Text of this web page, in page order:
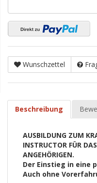
Wunschzettel
Beschreibung
AUSBILDUNG ZUM
INSTRUCTOR FÜR
ANGEHÖRIGEN.
Der Einstieg in eine
Auch ohne